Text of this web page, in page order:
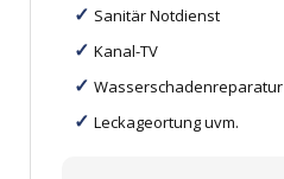
Sanitär Notdienst
Kanal-TV
Wasserschadenreparatur
Leckageortung uvm.